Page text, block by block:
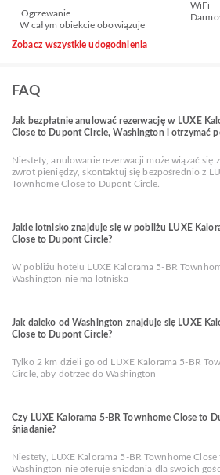
Ogrzewanie
W całym obiekcie obowiązuje
WiFi
Zobacz wszystkie udogodnienia
FAQ
Jak bezpłatnie anulować rezerwację w LUXE
Close to Dupont Circle, Washington i otrzymać
Niestety, anulowanie rezerwacji może wiązać się
zwrot pieniędzy, skontaktuj się bezpośrednio z
Townhome Close to Dupont Circle.
Jakie lotnisko znajduje się w pobliżu LUXE
Close to Dupont Circle?
W pobliżu hotelu LUXE Kalorama 5-BR
Washington nie ma lotniska
Jak daleko od Washington znajduje się LUXE
Close to Dupont Circle?
Tylko 2 km dzieli go od LUXE Kalorama 5-BR
Circle, aby dotrzeć do Washington
Czy LUXE Kalorama 5-BR Townhome Close to
śniadanie?
Niestety, LUXE Kalorama 5-BR Townhome
Washington nie oferuje śniadania dla swoich